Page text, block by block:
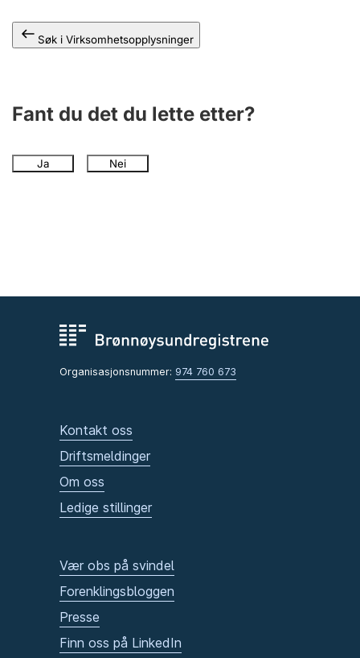
Søk i Virksomhetsopplysninger
Fant du det du lette etter?
Ja Nei
Organisasjonsnummer: 974 760 673
Kontakt oss
Driftsmeldinger
Om oss
Ledige stillinger
Vær obs på svindel
Forenklingsbloggen
Presse
Finn oss på LinkedIn